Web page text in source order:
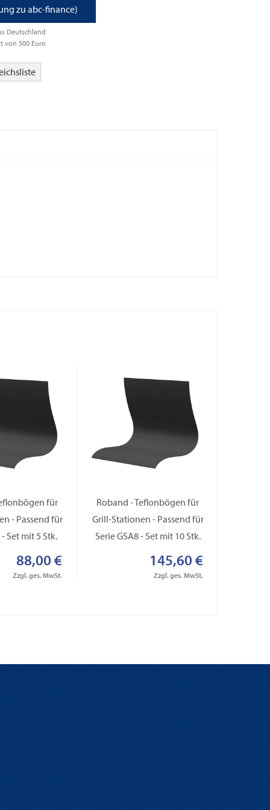
zu abc-finance)
Deutschland
von 500 Euro
für
- Passend für
- Set mit 5 Stk.
88,00 €
Zzgl. ges. MwSt.
Roband - Teflonbögen für
Grill-Stationen - Passend für
Serie GSA8 - Set mit 10 Stk.
145,60 €
Zzgl. ges. MwSt.